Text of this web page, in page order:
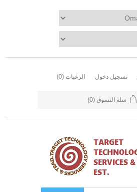
تسجيل دخول الرغبات (0)
سلة التسوق (0)